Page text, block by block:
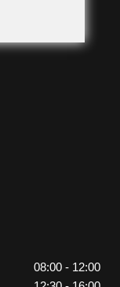
08:00 - 12:00